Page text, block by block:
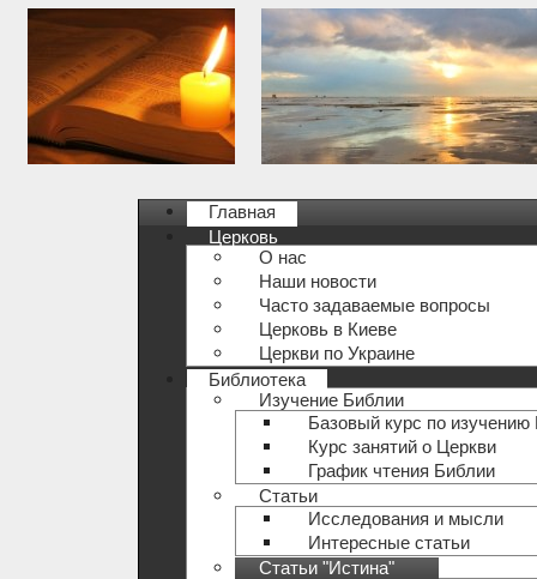
Главная
Церковь
О нас
Наши новости
Часто задаваемые вопросы
Церковь в Киеве
Церкви по Украине
Библиотека
Изучение Библии
Базовый курс по изучению
Курс занятий о Церкви
График чтения Библии
Статьи
Исследования и мысли
Интересные статьи
Статьи "Истина"